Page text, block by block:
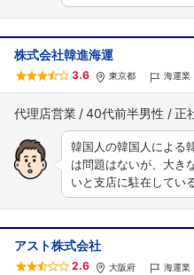
株式会社韓進海運
3.6 東京都 海運業
代理店営業 40代前半男性 正
韓国人の韓国人による
は問題はないが、大き
いと支店に駐在してい
アスト株式会社
2.6 大阪府 海運業